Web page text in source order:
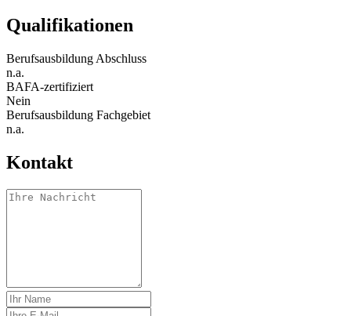
Qualifikationen
Berufsausbildung Abschluss
n.a.
BAFA-zertifiziert
Nein
Berufsausbildung Fachgebiet
n.a.
Kontakt